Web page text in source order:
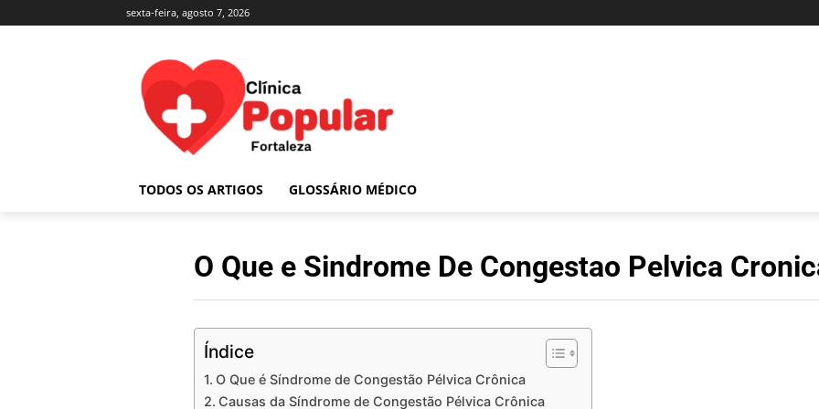
sexta-feira, agosto 7, 2026
TODOS OS ARTIGOS GLOSSÁRIO MÉDICO
O Que e Sindrome De Congestao Pelvica
Índice
O Que é Síndrome de Congestão Pélvica Crônica
Causas da Síndrome de Congestão Pélvica Crônica